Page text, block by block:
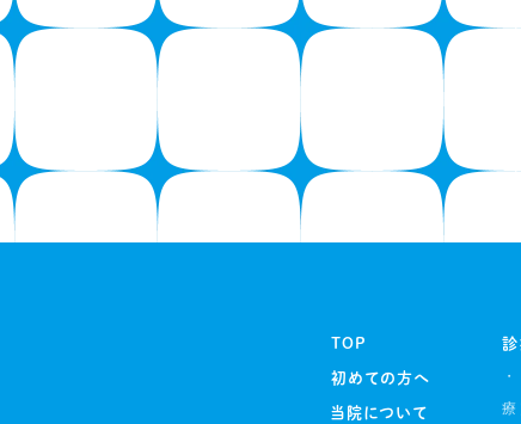
TOP
初めての方へ
当院について
診
療